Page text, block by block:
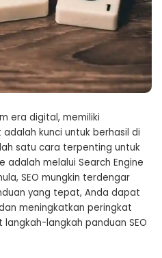
era digital, memiliki
kunci untuk berhasil di
satu cara terpenting untuk
adalah melalui Search Engine
SEO mungkin terdengar
yang tepat, Anda dapat
meningkatkan peringkat
langkah panduan SEO